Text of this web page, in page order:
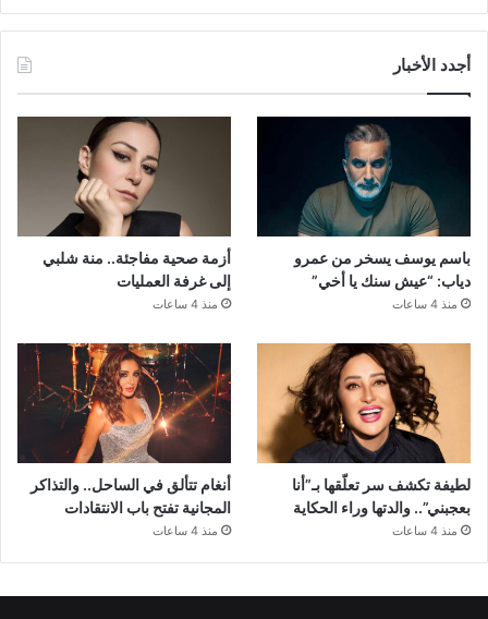
أجدد الأخبار
باسم يوسف يسخر من عمرو
دياب: “عيش سنك يا أخي”
منذ 4 ساعات
أزمة صحية مفاجئة.. منة شلبي
إلى غرفة العمليات
منذ 4 ساعات
لطيفة تكشف سر تعلّقها بـ”أنا
بعجبني”.. والدتها وراء الحكاية
منذ 4 ساعات
أنغام تتألق في الساحل.. والتذاكر
المجانية تفتح باب الانتقادات
منذ 4 ساعات